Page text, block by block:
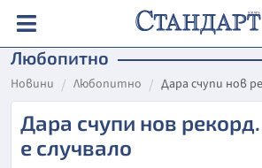
Любопитно
Новини Любопитно Дара счупи нов
Дара счупи нов
е случвало